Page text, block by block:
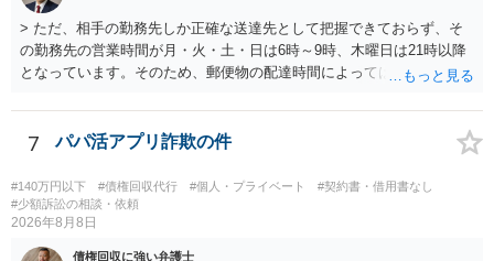
> ただ、相手の勤務先しか正確な送達先として把握できておらず、そ
の勤務先の営業時間が月・火・土・日は6時～9時、木曜日は21時以降
となっています。そのため、郵便物の配達時間によっては受け取りが
夜間の送達を上申するのが基本になりますが、感覚的には郵便局を動
かすには早すぎるので執行官送達を申し立てる必要があるかもしれま
せん。裁判所としては（あまりに特殊すぎて）就業場所送達を認めな
い可能性もありますし、執行官送達には費用もかかりますので、まず
は裁判所へ相談した方がよいと思います。
7 パパ活アプリ詐欺の件
#140万円以下 #債権回収代行 #個人・プライベート
#契約書・借用書なし
#少額訴訟の相談・依頼
2026年8月8日
債権回収に強い弁護士